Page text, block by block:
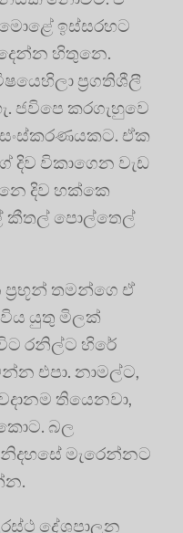
ඉස්සරහට
හිතුනෙ.
ප්‍රගතිශීලී
ජවිපෙ කරගැහුවෙ
ඒක
විකාගෙන වැඩ
දිව හක්කෙ
කීතල් පොල්තෙල්
ප්‍රභූන් තමන්ගෙ ඒ
යුතු මිලක්
රනිල්ට හිරේ
එපා. නාමල්ට,
තියෙනවා,
බල
මැරෙන්නට
දේශපාලන